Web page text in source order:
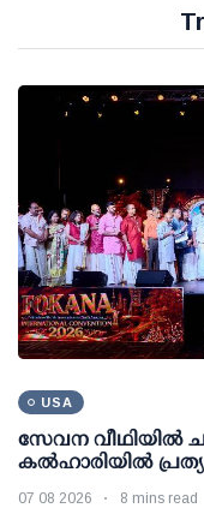
USA
സേവന വീഥിയില്‍
കല്‍ഹാരിയില്‍
07 08 2026 8 mins read